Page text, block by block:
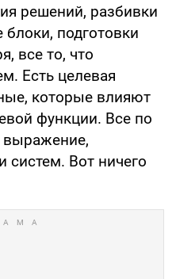
решений, разбивки
блоки, подготовки
все то, что
Есть целевая
которые влияют
функции. Все по
выражение,
систем. Вот ничего